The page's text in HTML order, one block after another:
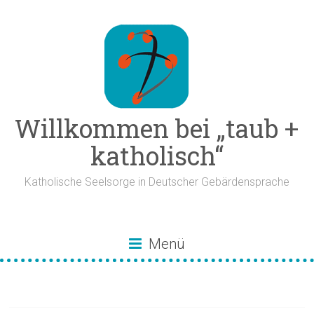
Willkommen bei „taub +
katholisch“
Katholische Seelsorge in Deutscher Gebärdensprache
Menü